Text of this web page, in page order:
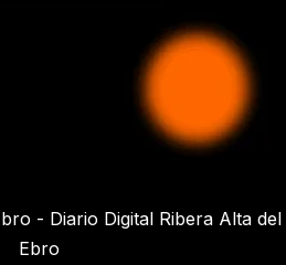
- Diario Digital Ribera Alta del
Ebro